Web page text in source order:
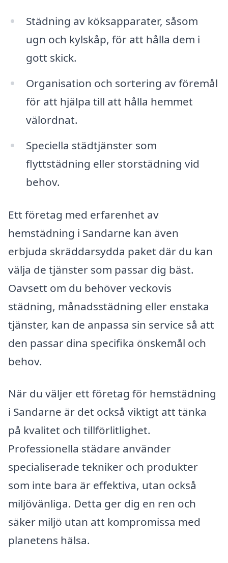
Städning av köksapparater, såsom
ugn och kylskåp, för att hålla dem i
gott skick.
Organisation och sortering av föremål
för att hjälpa till att hålla hemmet
välordnat.
Speciella städtjänster som
flyttstädning eller storstädning vid
behov.
Ett företag med erfarenhet av
hemstädning i Sandarne kan även
erbjuda skräddarsydda paket där du kan
välja de tjänster som passar dig bäst.
Oavsett om du behöver veckovis
städning, månadsstädning eller enstaka
tjänster, kan de anpassa sin service så att
den passar dina specifika önskemål och
behov.
När du väljer ett företag för hemstädning
i Sandarne är det också viktigt att tänka
på kvalitet och tillförlitlighet.
Professionella städare använder
specialiserade tekniker och produkter
som inte bara är effektiva, utan också
miljövänliga. Detta ger dig en ren och
säker miljö utan att kompromissa med
planetens hälsa.